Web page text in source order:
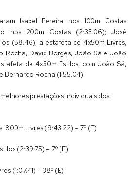
Isabel Pereira nos 100m Costas
nos 200m Costas (2:35.06); José
(58.46); a estafeta de 4x50m Livres,
Rocha, David Borges, João Sá e João
de 4x50m Estilos, com João Sá,
Bernardo Rocha (1:55.04).
prestações individuais dos
800m Livres (9:43.22) – 7º (F)
(2:39.75) – 7º (F)
(1:07.41) – 38º (E)